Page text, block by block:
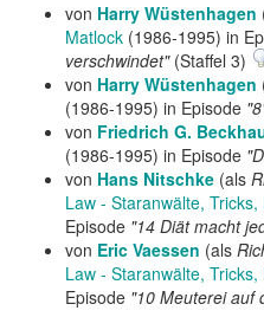
von Harry Wüstenhagen
Matlock (1986-1995) in
verschwindet"(Staffel 3)
von Harry Wüstenhagen
(1986-1995) in Episode
von Friedrich G.
(1986-1995) in Episode
von Hans Nitschke (als
Law - Staranwälte, Tricks,
Episode "14 Diät macht
von Eric Vaessen (als
Law - Staranwälte, Tricks,
Episode "10 Meuterei auf